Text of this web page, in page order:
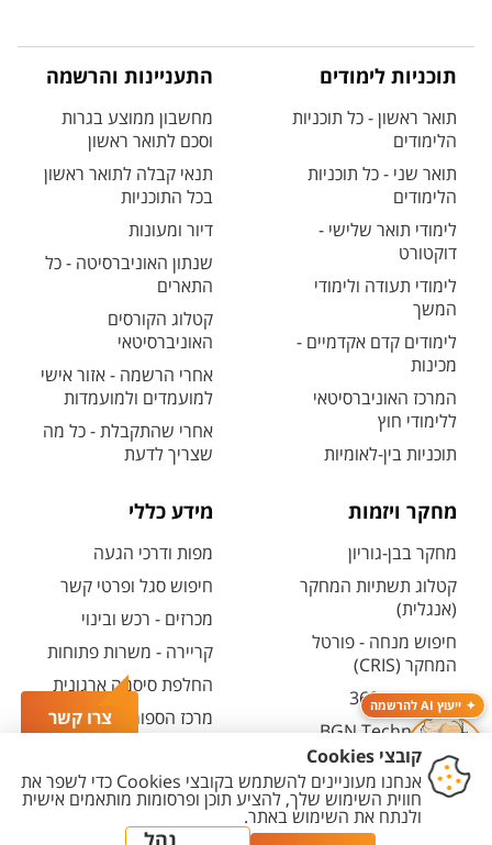
צרו קשר
ייעוץ AI להרשמה
תוכניות לימודים
תואר ראשון - כל תוכניות
הלימודים
תואר שני - כל תוכניות
הלימודים
לימודי תואר שלישי -
דוקטורט
לימודי תעודה ולימודי
המשך
לימודים קדם אקדמיים -
מכינות
המרכז האוניברסיטאי
ללימודי חוץ
תוכניות בין-לאומיות
התעניינות והרשמה
מחשבון ממוצע בגרות
וסכם לתואר ראשון
תנאי קבלה לתואר ראשון
בכל התוכניות
דיור ומעונות
שנתון האוניברסיטה - כל
התארים
קטלוג הקורסים
האוניברסיטאי
אחרי הרשמה - אזור אישי
למועמדים ולמועמדות
אחרי שהתקבלת - כל מה
שצריך לדעת
מחקר ויזמות
מחקר בבן-גוריון
קטלוג תשתיות המחקר
(אנגלית)
חיפוש מנחה - פורטל
המחקר (CRIS)
מרכז יזמות 360
BGN Technology
Transfer
פארק ההייטק
משרות אקדמיות
מידע כללי
מפות ודרכי הגעה
חיפוש סגל ופרטי קשר
מכרזים - רכש ובינוי
קריירה - משרות פתוחות
החלפת סיסמה ארגונית
מרכז הספורט והנופש
חירום